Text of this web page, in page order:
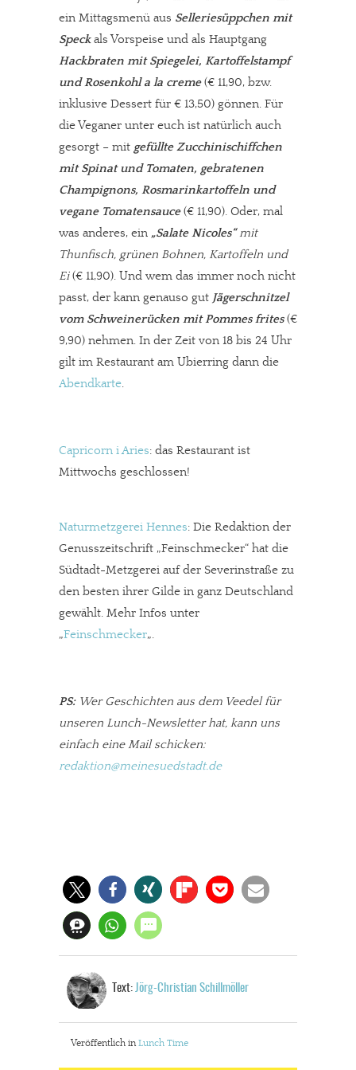
ein Mittagsmenü aus Selleriesüppchen mit
Speckals Vorspeise und als Hauptgang
Hackbraten mit Spiegelei, Kartoffelstampf
und Rosenkohl a la creme(€ 11,90, bzw.
inklusive Dessert für € 13,50) gönnen. Für
die Veganer unter euch ist natürlich auch
gesorgt – mit gefüllte Zucchinischiffchen
mit Spinat und Tomaten, gebratenen
Champignons, Rosmarinkartoffeln und
vegane Tomatensauce(€ 11,90). Oder, mal
was anderes, ein „Salate Nicoles“mit
Thunfisch, grünen Bohnen, Kartoffeln und
Ei(€ 11,90). Und wem das immer noch nicht
passt, der kann genauso gut Jägerschnitzel
vom Schweinerücken mit Pommes frites(€
9,90) nehmen. In der Zeit von 18 bis 24 Uhr
gilt im Restaurant am Ubierring dann die
Abendkarte.
Capricorn i Aries: das Restaurant ist
Mittwochs geschlossen!
Naturmetzgerei Hennes: Die Redaktion der
Genusszeitschrift „Feinschmecker“ hat die
Südtadt-Metzgerei auf der Severinstraße zu
den besten ihrer Gilde in ganz Deutschland
gewählt. Mehr Infos unter
„Feinschmecker„.
PS: Wer Geschichten aus dem Veedel für
unseren Lunch-Newsletter hat, kann uns
einfach eine Mail schicken:
redaktion@meinesuedstadt.de
Text: Jörg-Christian Schillmöller
Veröffentlich in Lunch Time